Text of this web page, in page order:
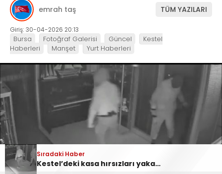
Sıradaki Haber
Ankara Yolu Babasultan Mevkii’nde Korkutan Tır Yangını
Sıradaki Haber
Kestel’deki kasa hırsızları yakalandı
emrah taş TÜM YAZILARI
Giriş: 30-04-2026 20:13
Bursa Fotoğraf Galerisi Güncel
Kestel
Haberleri
Manşet Yurt Haberleri